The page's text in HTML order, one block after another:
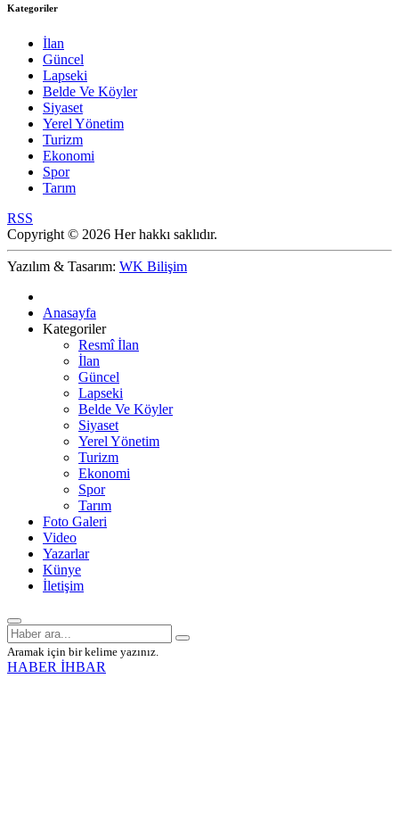
Kategoriler
İlan
Güncel
Lapseki
Belde Ve Köyler
Siyaset
Yerel Yönetim
Turizm
Ekonomi
Spor
Tarım
RSS
Copyright © 2026 Her hakkı saklıdır.
Yazılım & Tasarım: WK Bilişim
Anasayfa
Kategoriler
Resmî İlan
İlan
Güncel
Lapseki
Belde Ve Köyler
Siyaset
Yerel Yönetim
Turizm
Ekonomi
Spor
Tarım
Foto Galeri
Video
Yazarlar
Künye
İletişim
Aramak için bir kelime yazınız.
HABER İHBAR